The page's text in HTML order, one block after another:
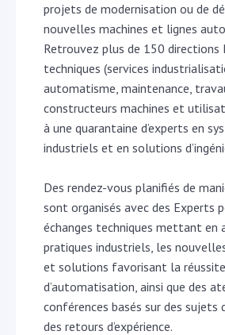
projets de modernisation ou de
nouvelles machines et lignes
Retrouvez plus de 150 directions
techniques (services
automatisme, maintenance,
constructeurs machines et
à une quarantaine d’experts en
industriels et en solutions
Des rendez-vous planifiés de
sont organisés avec des Experts
échanges techniques mettant en
pratiques industriels, les
et solutions favorisant la réussite
d’automatisation, ainsi que des
conférences basés sur des sujets
des retours d’expérience.